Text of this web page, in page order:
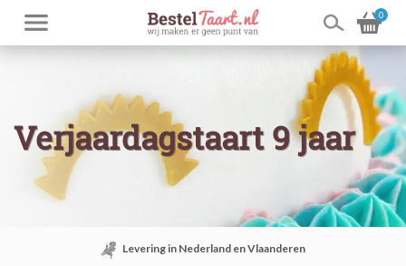
0
Verjaardagstaart 9 jaar
Levering in Nederland en Vlaanderen